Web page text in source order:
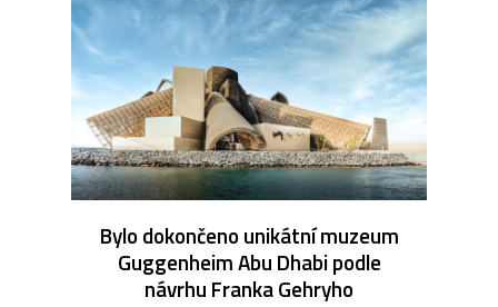
Bylo dokončeno unikátní muzeum
Guggenheim Abu Dhabi podle
návrhu Franka Gehryho